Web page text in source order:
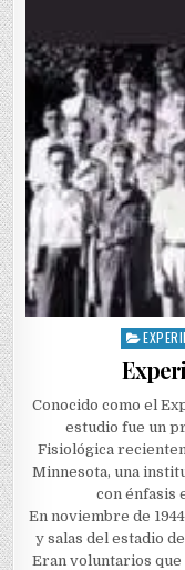
Posted
in
Conocido como el
estudio fue un
Fisiológica
Minnesota, una
con énfasis
En noviembre de
y salas del estadio
Eran voluntarios